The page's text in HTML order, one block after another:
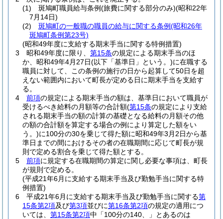
(1)
斑鳩町職員給与条例(旅費に関する部分のみ)(昭和22年
7月14日)
(2)
斑鳩町の一般職の職員の給与に関する条例(昭和26年
斑鳩町条例第23号)
(昭和49年度に支給する期末手当に関する特例措置)
3
昭和49年度に限り、 第15条の規定による期末手当のほ
か、昭和49年4月27日(以下「基準日」という。)に在職する
職員に対して、この条例の施行の日から起算して50日を超
えない範囲内において町長が定める日に期末手当を支給す
る。
4
前項の規定による期末手当の額は、基準日において職員が
受けるべき給料の月額等の合計額(第15条の規定により支給
される期末手当の額の計算の基礎となる給料の月額その他
の額の合計額を算定する場合の例により算定した額をい
う。)に100分の30を乗じて得た額に昭和49年3月2日から基
準日までの間におけるその者の在職期間に応じて町長が規
則で定める割合を乗じて得た額とする。
5
前項に規定する在職期間の算定に関し必要な事項は、町長
が規則で定める。
(平成21年6月に支給する期末手当及び勤勉手当に関する特
例措置)
6
平成21年6月に支給する期末手当及び勤勉手当に関する第
15条第2項及び第3項並びに第16条第2項の規定の適用につ
いては、 第15条第2項中「100分の140、」とあるのは